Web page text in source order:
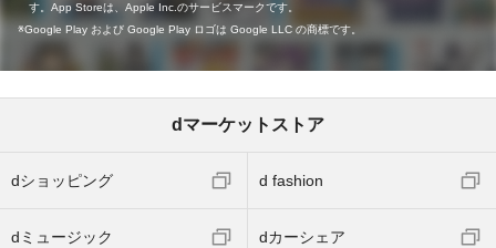
す。App Storeは、Apple Inc.のサービスマークです。
Google Play および Google Play ロゴは Google LLC の商標です。
dマーケットストア
dショッピング d fashion
dミュージック dカーシェア